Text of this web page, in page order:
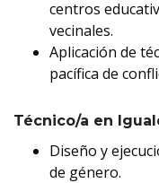
centros
vecinales.
Aplicación de
pacífica de
Técnico/a en
Diseño y
de género.